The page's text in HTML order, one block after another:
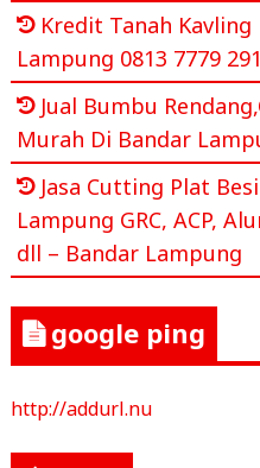
Kredit Tanah
Lampung 0813 7779
Jual Bumbu
Murah Di Bandar
Jasa Cutting Plat
Lampung GRC, ACP,
dll – Bandar Lampung
google ping
http://addurl.nu